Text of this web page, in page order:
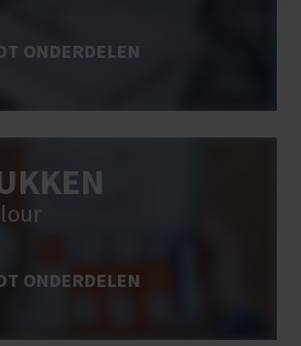
ONDERDELEN
ONDERDELEN